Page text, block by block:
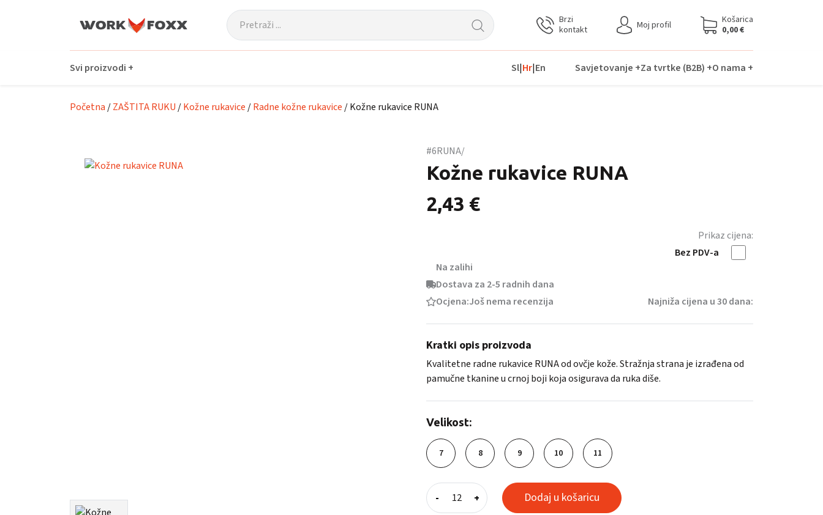
Brzi
kontakt
Moj profil
Košarica
0,00€
Svi proizvodi + Sl|Hr|En Savjetovanje +Za tvrtke (B2B) +O nama +
Početna /ZAŠTITA RUKU /Kožne rukavice /Radne kožne rukavice / Kožne rukavice RUNA
#6RUNA/
Kožne rukavice RUNA
2,43 €
Prikaz cijena:
Bez PDV-a
Na zalihi
Dostava za 2-5 radnih dana
Ocjena:Još nema recenzija Najniža cijena u 30 dana:
Kratki opis proizvoda
Kvalitetne radne rukavice RUNA od ovčje kože. Stražnja strana je izrađena od
pamučne tkanine u crnoj boji koja osigurava da ruka diše.
Velikost:
7 8 9 10 11
Kožne
rukavice
+
- Dodaj u košaricu